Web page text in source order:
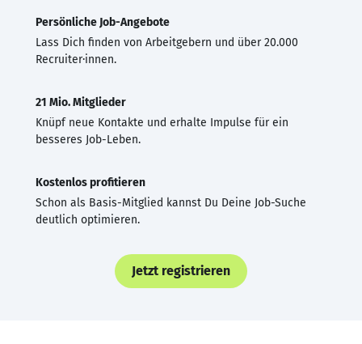
Persönliche Job-Angebote
Lass Dich finden von Arbeitgebern und über 20.000
Recruiter·innen.
21 Mio. Mitglieder
Knüpf neue Kontakte und erhalte Impulse für ein
besseres Job-Leben.
Kostenlos profitieren
Schon als Basis-Mitglied kannst Du Deine Job-Suche
deutlich optimieren.
Jetzt registrieren